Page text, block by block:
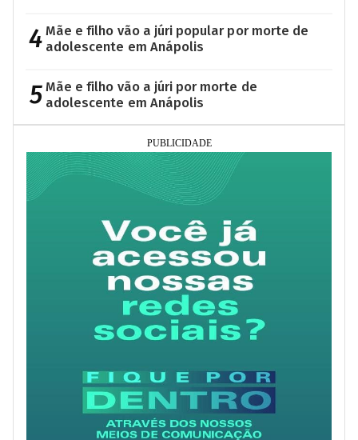
4 Mãe e filho vão a júri popular por morte de
adolescente em Anápolis
5 Mãe e filho vão a júri por morte de
adolescente em Anápolis